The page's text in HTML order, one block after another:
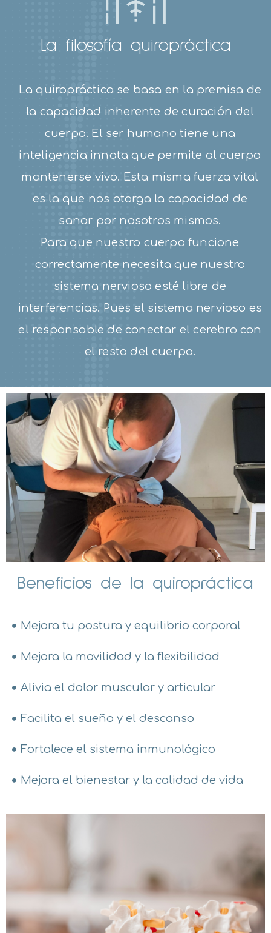
La filosofía quiropráctica
La quiropráctica se basa en la premisa de
la capacidad inherente de curación del
cuerpo. El ser humano tiene una
inteligencia innata que permite al cuerpo
mantenerse vivo. Esta misma fuerza vital
es la que nos otorga la capacidad de
sanar por nosotros mismos.
Para que nuestro cuerpo funcione
correctamente necesita que nuestro
sistema nervioso esté libre de
interferencias. Pues el sistema nervioso es
el responsable de conectar el cerebro con
el resto del cuerpo.
Beneficios de la quiropráctica
Mejora tu postura y equilibrio corporal
Mejora la movilidad y la flexibilidad
Alivia el dolor muscular y articular
Facilita el sueño y el descanso
Fortalece el sistema inmunológico
Mejora el bienestar y la calidad de vida